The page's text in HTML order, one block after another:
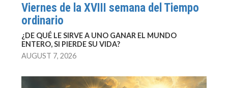
Viernes de la XVIII semana del Tiempo
ordinario
¿DE QUÉ LE SIRVE A UNO GANAR EL MUNDO
ENTERO, SI PIERDE SU VIDA?
AUGUST 7, 2026